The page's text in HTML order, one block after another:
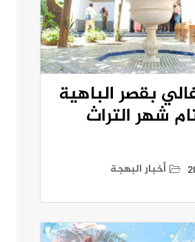
بقصر الباهية
شهر التراث
أخبار البهجة